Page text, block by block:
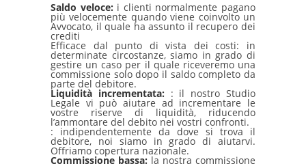
Saldo veloce: i clienti normalmente pagano
più velocemente quando viene coinvolto un
Avvocato, il quale ha assunto il recupero dei
crediti
Efficace dal punto di vista dei costi: in
determinate circostanze, siamo in grado di
gestire un caso per il quale riceveremo una
commissione solo dopo il saldo completo da
parte del debitore.
Liquidità incrementata: : il nostro Studio
Legale vi può aiutare ad incrementare le
vostre riserve di liquidità, riducendo
l’ammontare del debito nei vostri confronti.
: indipendentemente da dove si trova il
debitore, noi siamo in grado di aiutarvi.
Offriamo copertura nazionale.
Commissione bassa: la nostra commissione